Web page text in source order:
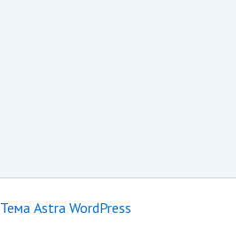
Тема Astra WordPress